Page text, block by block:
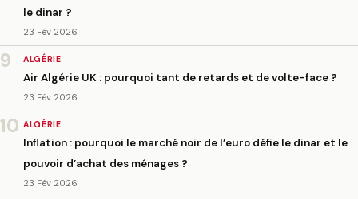
le dinar ?
23 Fév 2026
9 ALGÉRIE
Air Algérie UK : pourquoi tant de retards et de volte-face ?
23 Fév 2026
10 ALGÉRIE
Inflation : pourquoi le marché noir de l’euro défie le dinar et le
pouvoir d’achat des ménages ?
23 Fév 2026